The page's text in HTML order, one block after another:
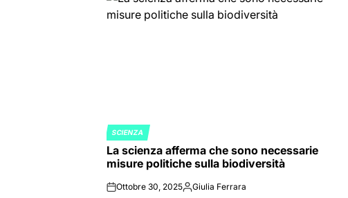
POSTED
IN
SCIENZA
La scienza afferma che sono necessarie
misure politiche sulla biodiversità
onOttobre 30, 2025Posted
Giulia Ferrara